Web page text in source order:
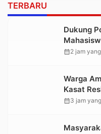
TERBARU
Dukung
calendar_month2 jam
Warga
Kasat
Proses
calendar_month3 jam